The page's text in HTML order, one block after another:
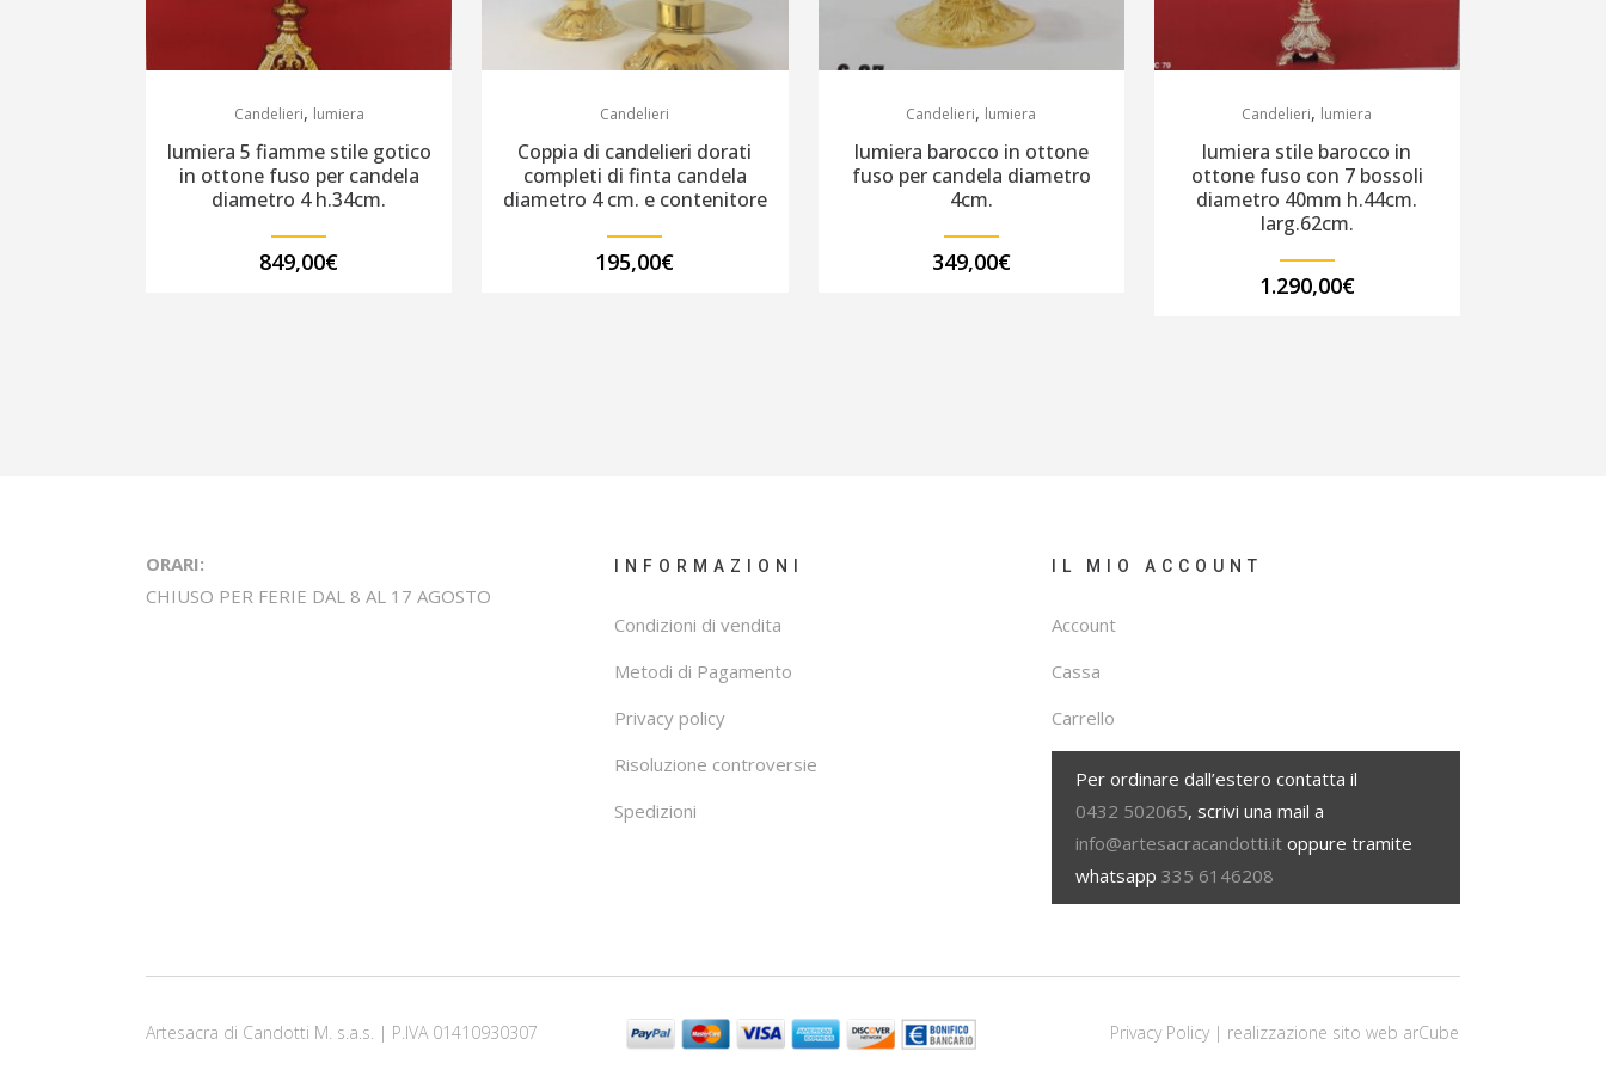
Candelieri, lumiera
lumiera 5 fiamme stile gotico
in ottone fuso per candela
diametro 4 h.34cm.
849,00€
Candelieri
Coppia di candelieri dorati
completi di finta candela
diametro 4 cm. e contenitore
195,00€
Candelieri, lumiera
lumiera barocco in ottone
fuso per candela diametro
4cm.
349,00€
Candelieri, lumiera
lumiera stile barocco in
ottone fuso con 7 bossoli
diametro 40mm h.44cm.
larg.62cm.
1.290,00€
ORARI:
CHIUSO PER FERIE DAL 8 AL 17 AGOSTO
INFORMAZIONI
Condizioni di vendita
Metodi di Pagamento
Privacy policy
Risoluzione controversie
Spedizioni
IL MIO ACCOUNT
Account
Cassa
Carrello
Per ordinare dall’estero contatta il
0432 502065, scrivi una mail a
info@artesacracandotti.it oppure tramite
whatsapp335 6146208
Artesacra di Candotti M. s.a.s. | P.IVA 01410930307 Privacy Policy| realizzazione sito web arCube